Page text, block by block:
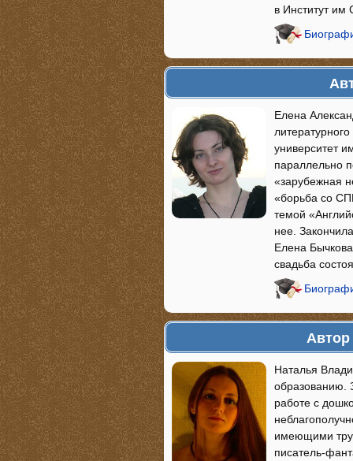
в Институт
Елена
университет
параллельно
«зарубежная
«борьба со
темой
нее.
Елена
свадьба
Автор
Наталья
образованию.
работе с
имеющими
писатель-